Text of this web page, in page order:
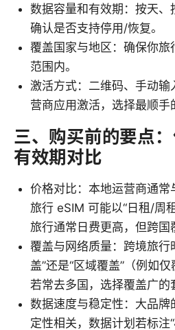
数据容量和有效期：按天、
确认是否支持停用/恢复。
覆盖国家与地区：确保你旅
范围内。
激活方式：二维码、手动
营商应用激活，选择最顺手
三、购买前的要点：
有效期对比
价格对比：本地运营商通常
旅行 eSIM 可能以“日租/周
旅行通常日费更高，但跨国
覆盖与网络质量：跨境旅行
盖”还是“区域覆盖”（例如
若常去多国，选择覆盖广的
数据速度与稳定性：大品
定性相关，数据计划若标注